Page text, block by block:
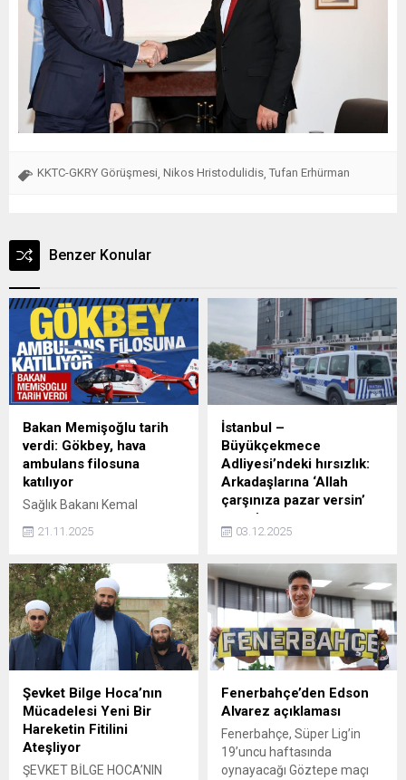
KKTC-GKRY Görüşmesi, Nikos Hristodulidis, Tufan Erhürman
Benzer Konular
Bakan Memişoğlu tarih
verdi: Gökbey, hava
ambulans filosuna
katılıyor
Sağlık Bakanı Kemal
itibarıyla, yerli ve millî
ambulanslarımız da görev
başında olacak" dedi.
21.11.2025
İstanbul –
Büyükçekmece
Adliyesi’ndeki hırsızlık:
Arkadaşlarına ‘Allah
çarşınıza pazar versin’
mesajı atmış
İstanbul - Büyükçekmece
Arkadaşlarına 'Allah
çarşınıza pazar versin'
mesajı atmış
03.12.2025
Şevket Bilge Hoca’nın
Mücadelesi Yeni Bir
Hareketin Fitilini
Ateşliyor
ŞEVKET BİLGE HOCA’NIN
Fenerbahçe’den Edson
Alvarez açıklaması
Fenerbahçe, Süper Lig’in
19’uncu haftasında
oynayacağı Göztepe maçı